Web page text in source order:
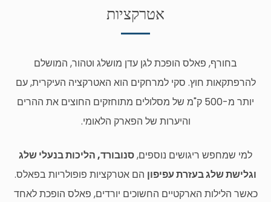
אטרקציות
בחורף, פאלס הופכת לגן עדן מושלג וטהור, המושלם
להרפתקאות חוץ. סקי למרחקים הוא האטרקציה העיקרית, עם
יותר מ-500 ק"מ של מסלולים מתוחזקים החוצים את ההרים
והיערות של הפארק הלאומי.
למי שמחפש ריגושים נוספים,סנובורד, הליכות בנעלי שלג
וגלישת שלג בעזרת עפיפון הם אטרקציות פופולריות בפאלס.
כאשר הלילות הארקטיים החשוכים יורדים, פאלס הופכת לאחד